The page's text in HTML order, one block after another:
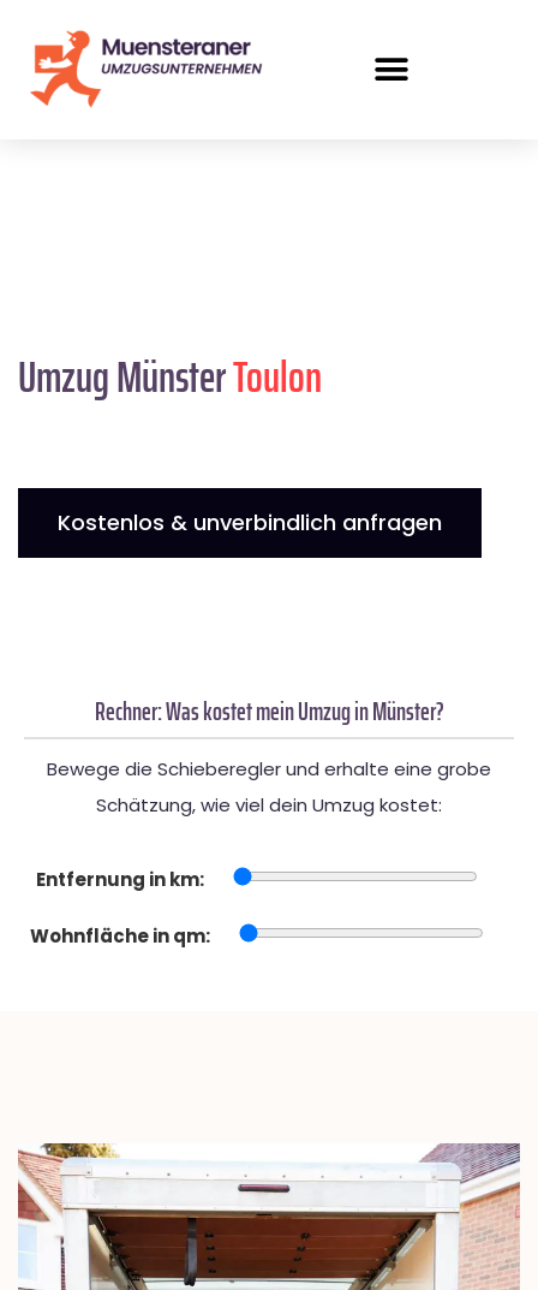
Umzug MünsterToulon
Kostenlos & unverbindlich anfragen
Rechner: Was kostet mein Umzug in Münster?
Bewege die Schieberegler und erhalte eine grobe
Schätzung, wie viel dein Umzug kostet:
Entfernung in km:
Wohnfläche in qm: